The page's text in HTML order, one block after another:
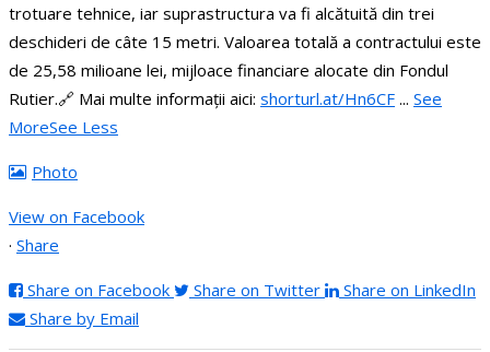
trotuare tehnice, iar suprastructura va fi alcătuită din trei
deschideri de câte 15 metri. Valoarea totală a contractului este
de 25,58 milioane lei, mijloace financiare alocate din Fondul
Rutier.🔗 Mai multe informații aici: shorturl.at/Hn6CF ... See
MoreSee Less
Photo
View on Facebook
· Share
Share on Facebook Share on Twitter
Share on LinkedIn
Share by Email